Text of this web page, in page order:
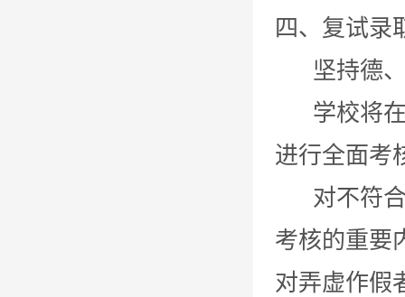
四、复试录
坚持德、
学校将在
进行全面考
对不符合
考核的重要
对弄虚作假